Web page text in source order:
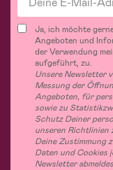
Ja, ich möchte
Angeboten und
der Verwendung
aufgeführt, zu.
Unsere Newsletter
Messung der
Angeboten, für
sowie zu
Schutz Deiner
unseren Richtlinien
Deine Zustimmung
Daten und Cookies
Newsletter